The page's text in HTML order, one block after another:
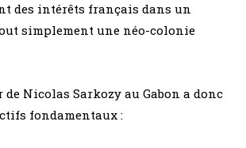
des intérêts français dans un
simplement une néo-colonie
de Nicolas Sarkozy au Gabon a donc
fondamentaux :